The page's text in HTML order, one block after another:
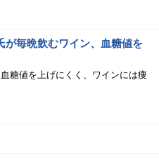
が毎晩飲むワイン、血糖値を
糖値を上げにくく、ワインには痩